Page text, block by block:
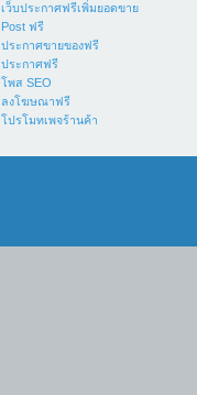
เว็บประกาศฟรีเพิ่มยอดขาย
Post ฟรี
ประกาศขายของฟรี
ประกาศฟรี
โพส SEO
ลงโฆษณาฟรี
โปรโมทเพจร้านค้า